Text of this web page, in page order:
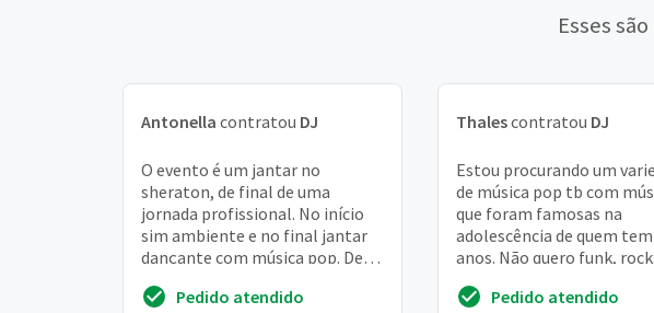
Esses
Antonella contratou DJ
O evento é um jantar no
sheraton, de final de uma
jornada profissional. No início
sim ambiente e no final jantar
dançante com música pop. Deve
volta das 2
Pedido atendido
Thalescontratou DJ
Estou procurando um
de música pop tb com
que foram famosas na
adolescência de quem
anos. Não quero funk,
dançantes. Obg
Pedido atendido